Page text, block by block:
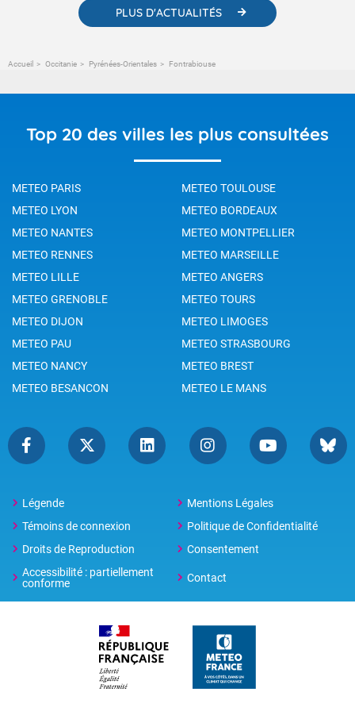
PLUS D'ACTUALITÉS
Accueil Occitanie Pyrénées-Orientales Fontrabiouse
Top 20 des villes les plus consultées
METEO PARIS
METEO TOULOUSE
METEO LYON
METEO BORDEAUX
METEO NANTES
METEO MONTPELLIER
METEO RENNES
METEO MARSEILLE
METEO LILLE
METEO ANGERS
METEO GRENOBLE
METEO TOURS
METEO DIJON
METEO LIMOGES
METEO PAU
METEO STRASBOURG
METEO NANCY
METEO BREST
METEO BESANCON
METEO LE MANS
Légende
Mentions Légales
Témoins de connexion
Politique de Confidentialité
Droits de Reproduction
Consentement
Accessibilité : partiellement
conforme
Contact